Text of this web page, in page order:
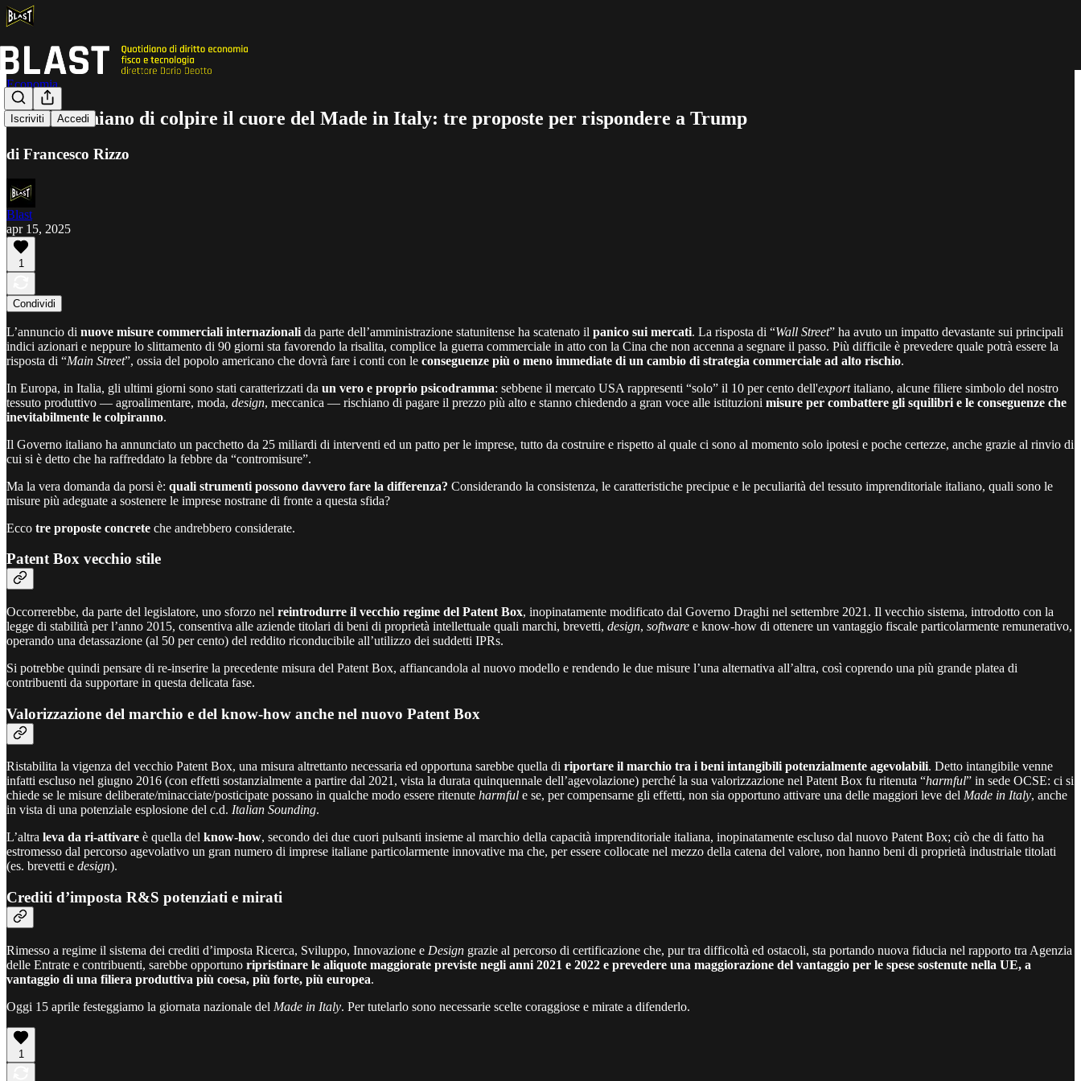
Iscriviti Accedi
Economia
I dazi rischiano di colpire il cuore del Made in Italy: tre proposte per rispondere a Trump
di Francesco Rizzo
Blast
apr 15, 2025
1
Condividi
L’annuncio di nuove misure commerciali internazionali da parte dell’amministrazione statunitense ha scatenato il panico sui mercati. La risposta di “Wall Street” ha avuto un impatto devastante sui principali
indici azionari e neppure lo slittamento di 90 giorni sta favorendo la risalita, complice la guerra commerciale in atto con la Cina che non accenna a segnare il passo. Più difficile è prevedere quale potrà essere la
risposta di “Main Street”, ossia del popolo americano che dovrà fare i conti con le conseguenze più o meno immediate di un cambio di strategia commerciale ad alto rischio.
In Europa, in Italia, gli ultimi giorni sono stati caratterizzati da un vero e proprio psicodramma: sebbene il mercato USA rappresenti “solo” il 10 per cento dell'exportitaliano, alcune filiere simbolo del nostro
tessuto produttivo — agroalimentare, moda, design, meccanica — rischiano di pagare il prezzo più alto e stanno chiedendo a gran voce alle istituzioni misure per combattere gli squilibri e le conseguenze che
inevitabilmente le colpiranno.
Il Governo italiano ha annunciato un pacchetto da 25 miliardi di interventi ed un patto per le imprese, tutto da costruire e rispetto al quale ci sono al momento solo ipotesi e poche certezze, anche grazie al rinvio di
cui si è detto che ha raffreddato la febbre da “contromisure”.
Ma la vera domanda da porsi è: quali strumenti possono davvero fare la differenza? Considerando la consistenza, le caratteristiche precipue e le peculiarità del tessuto imprenditoriale italiano, quali sono le
misure più adeguate a sostenere le imprese nostrane di fronte a questa sfida?
Ecco tre proposte concrete che andrebbero considerate.
Patent Box vecchio stile
Occorrerebbe, da parte del legislatore, uno sforzo nel reintrodurre il vecchio regime del Patent Box, inopinatamente modificato dal Governo Draghi nel settembre 2021. Il vecchio sistema, introdotto con la
legge di stabilità per l’anno 2015, consentiva alle aziende titolari di beni di proprietà intellettuale quali marchi, brevetti, design, software e know-how di ottenere un vantaggio fiscale particolarmente remunerativo,
operando una detassazione (al 50 per cento) del reddito riconducibile all’utilizzo dei suddetti IPRs.
Si potrebbe quindi pensare di re-inserire la precedente misura del Patent Box, affiancandola al nuovo modello e rendendo le due misure l’una alternativa all’altra, così coprendo una più grande platea di
contribuenti da supportare in questa delicata fase.
Valorizzazione del marchio e del know-how anche nel nuovo Patent Box
Ristabilita la vigenza del vecchio Patent Box, una misura altrettanto necessaria ed opportuna sarebbe quella di riportare il marchio tra i beni intangibili potenzialmente agevolabili. Detto intangibile venne
infatti escluso nel giugno 2016 (con effetti sostanzialmente a partire dal 2021, vista la durata quinquennale dell’agevolazione) perché la sua valorizzazione nel Patent Box fu ritenuta “harmful” in sede OCSE: ci si
chiede se le misure deliberate/minacciate/posticipate possano in qualche modo essere ritenute harmful e se, per compensarne gli effetti, non sia opportuno attivare una delle maggiori leve del Made in Italy, anche
in vista di una potenziale esplosione del c.d. Italian Sounding.
L’altra leva da ri-attivare è quella del know-how, secondo dei due cuori pulsanti insieme al marchio della capacità imprenditoriale italiana, inopinatamente escluso dal nuovo Patent Box; ciò che di fatto ha
estromesso dal percorso agevolativo un gran numero di imprese italiane particolarmente innovative ma che, per essere collocate nel mezzo della catena del valore, non hanno beni di proprietà industriale titolati
(es. brevetti e design).
Crediti d’imposta R&S potenziati e mirati
Rimesso a regime il sistema dei crediti d’imposta Ricerca, Sviluppo, Innovazione e Design grazie al percorso di certificazione che, pur tra difficoltà ed ostacoli, sta portando nuova fiducia nel rapporto tra Agenzia
delle Entrate e contribuenti, sarebbe opportuno ripristinare le aliquote maggiorate previste negli anni 2021 e 2022 e prevedere una maggiorazione del vantaggio per le spese sostenute nella UE, a
vantaggio di una filiera produttiva più coesa, più forte, più europea.
Oggi 15 aprile festeggiamo la giornata nazionale del Made in Italy. Per tutelarlo sono necessarie scelte coraggiose e mirate a difenderlo.
1